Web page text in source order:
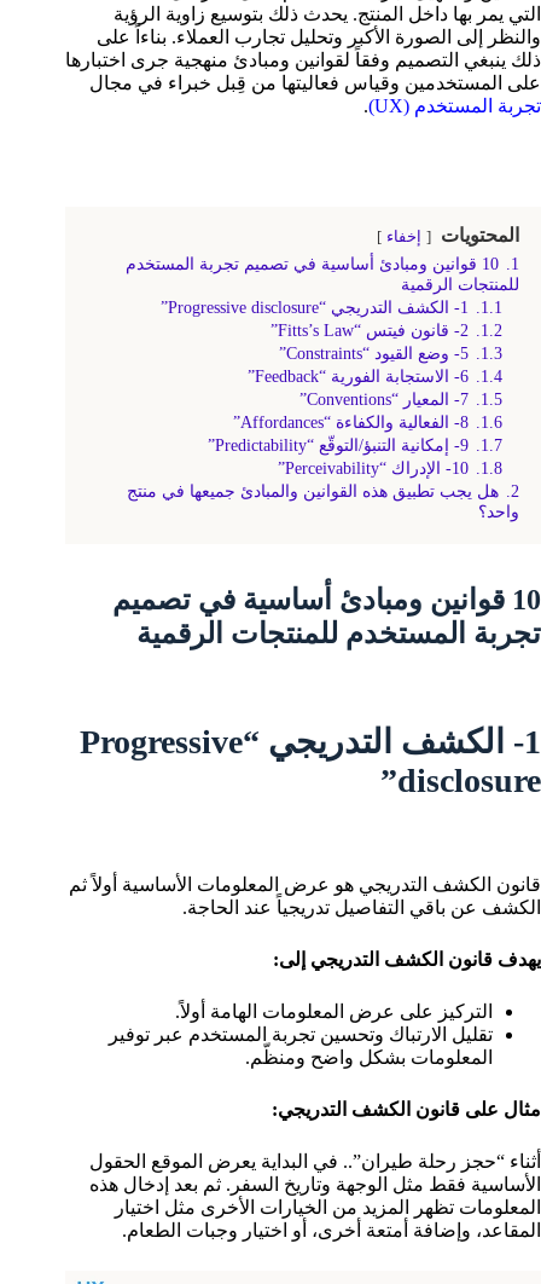
التي يمر بها داخل المنتج. يحدث ذلك بتوسيع زاوية الرؤية
والنظر إلى الصورة الأكبر وتحليل تجارب العملاء. بناءاً على
ذلك ينبغي التصميم وفقاً لقوانين ومبادئ منهجية جرى اختبارها
على المستخدمين وقياس فعاليتها من قِبل خبراء في مجال
تجربة المستخدم (UX)
.
المحتويات إخفاء
1.
10 قوانين ومبادئ أساسية في تصميم تجربة المستخدم
للمنتجات الرقمية
1.1.
1- الكشف التدريجي “Progressive disclosure”
1.2.
2- قانون فيتس “Fitts’s Law”
1.3.
5- وضع القيود “Constraints”
1.4.
6- الاستجابة الفورية “Feedback”
1.5.
7- المعيار “Conventions”
1.6.
8- الفعالية والكفاءة “Affordances”
1.7.
9- إمكانية التنبؤ/التوقّع “Predictability”
1.8.
10- الإدراك “Perceivability”
2.
هل يجب تطبيق هذه القوانين والمبادئ جميعها في منتج
واحد؟
10 قوانين ومبادئ أساسية في تصميم
تجربة المستخدم للمنتجات الرقمية
1- الكشف التدريجي “Progressive
disclosure”
قانون الكشف التدريجي هو عرض المعلومات الأساسية أولاً ثم
الكشف عن باقي التفاصيل تدريجياً عند الحاجة.
يهدف قانون الكشف التدريجي إلى:
التركيز على عرض المعلومات الهامة أولاً.
تقليل الارتباك وتحسين تجربة المستخدم عبر توفير
المعلومات بشكل واضح ومنظّم.
مثال على قانون الكشف التدريجي:
أثناء “حجز رحلة طيران”.. في البداية يعرض الموقع الحقول
الأساسية فقط مثل الوجهة وتاريخ السفر. ثم بعد إدخال هذه
المعلومات تظهر المزيد من الخيارات الأخرى مثل اختيار
المقاعد، وإضافة أمتعة أخرى، أو اختيار وجبات الطعام.